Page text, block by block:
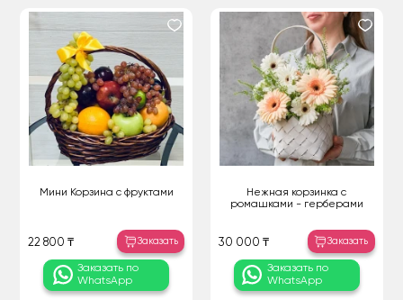
Мини Корзина с фруктами
22 800 ₸ Заказать
Заказать по
WhatsApp
Нежная корзинка с
ромашками - герберами
30 000 ₸ Заказать
Заказать по
WhatsApp